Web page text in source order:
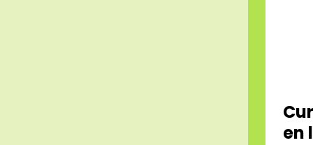
en